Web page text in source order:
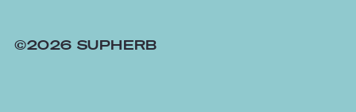
©2026 SUPHERB